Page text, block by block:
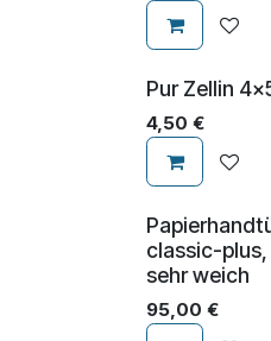
Pur Zellin
4,50 €
classic-
sehr weich
95,00 €